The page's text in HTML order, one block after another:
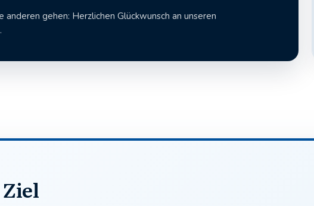
anderen gehen: Herzlichen Glückwunsch an unseren